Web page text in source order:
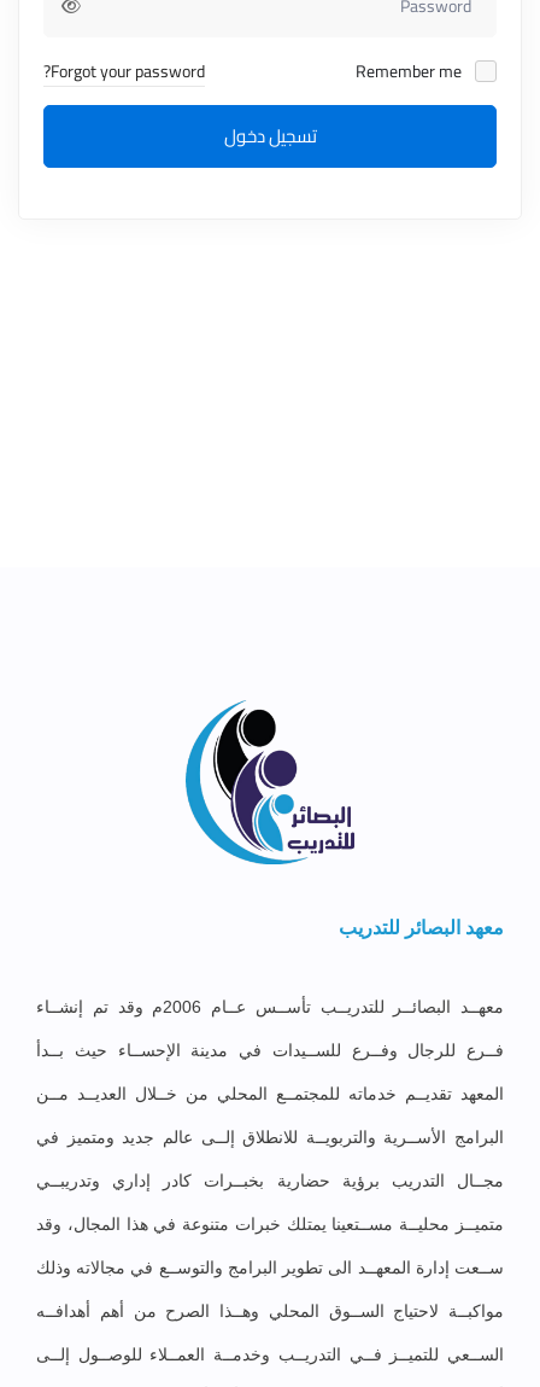
Forgot your password?
تسجيل دخول
معهد البصائر للتدريب
معهــد البصائــر للتدريــب تأســس عــام 2006م وقد تم إنشــاء
فــرع للرجال وفــرع للســيدات في مدينة الإحســاء حيث بــدأ
المعهد تقديــم خدماته للمجتمــع المحلي من خــلال العديــد مــن
البرامج الأســرية والتربويــة للانطلاق إلــى عالم جديد ومتميز في
مجــال التدريب برؤية حضارية بخبــرات كادر إداري وتدريبــي
متميــز محليــة مســتعينا يمتلك خبرات متنوعة في هذا المجال، وقد
ســعت إدارة المعهــد الى تطوير البرامج والتوســع في مجالاته وذلك
مواكبــة لاحتياج الســوق المحلي وهــذا الصرح من أهم أهدافــه
الســعي للتميــز فــي التدريــب وخدمــة العمــلاء للوصــول إلــى